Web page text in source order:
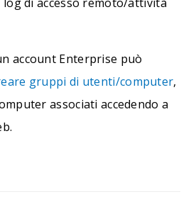
account Enterprise può
gruppi di utenti/computer,
associati accedendo a